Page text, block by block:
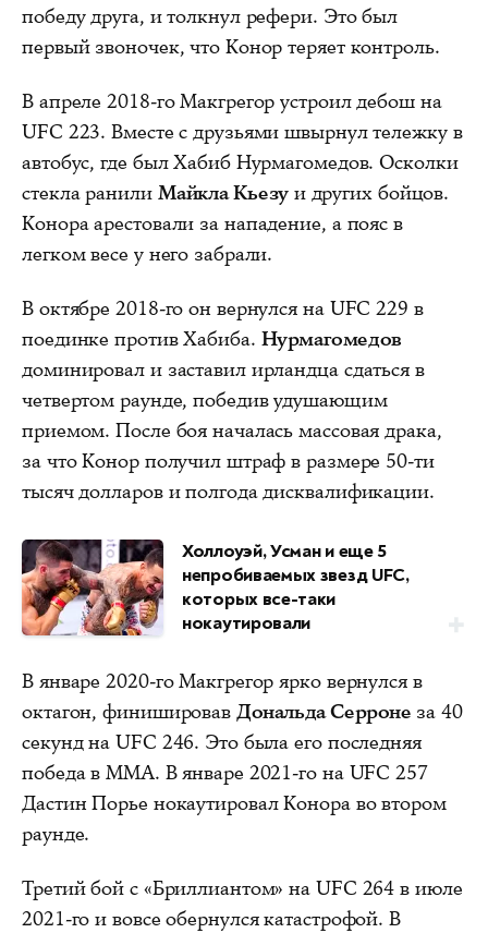
победу друга, и толкнул рефери. Это был
первый звоночек, что Конор теряет контроль.
В апреле 2018-го Макгрегор устроил дебош на
UFC 223. Вместе с друзьями швырнул тележку в
автобус, где был Хабиб Нурмагомедов. Осколки
стекла ранили Майкла Кьезуи других бойцов.
Конора арестовали за нападение, а пояс в
легком весе у него забрали.
В октябре 2018-го он вернулся на UFC 229 в
поединке против Хабиба. Нурмагомедов
доминировал и заставил ирландца сдаться в
четвертом раунде, победив удушающим
приемом. После боя началась массовая драка,
за что Конор получил штраф в размере 50-ти
тысяч долларов и полгода дисквалификации.
Холлоуэй, Усман и еще 5
непробиваемых звезд UFC,
которых все-таки
нокаутировали
В январе 2020-го Макгрегор ярко вернулся в
октагон, финишировав Дональда Серроне за 40
секунд на UFC 246. Это была его последняя
победа в ММА. В январе 2021-го на UFC 257
Дастин Порье нокаутировал Конора во втором
раунде.
Третий бой с «Бриллиантом» на UFC 264 в июле
2021-го и вовсе обернулся катастрофой. В